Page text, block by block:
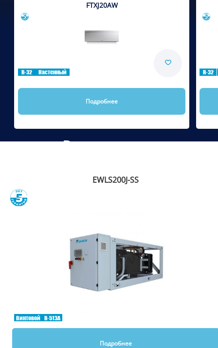
FTXJ20AW
R-32 Настенный
Подробнее
R-32
Рекомендуем
EWLS200J-SS
Винтовой R-513A
Подробнее